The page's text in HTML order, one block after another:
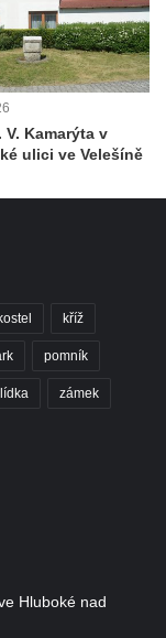
V. Kamarýta v
ulici ve Velešíně
kříž
pomník
zámek
Hluboké nad